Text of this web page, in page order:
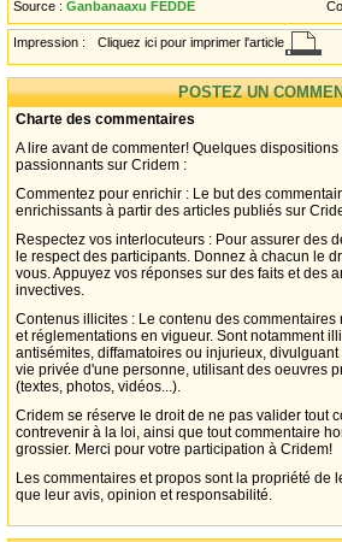
Source : Ganbanaaxu FEDDE
Impression : Cliquez ici pour imprimer l'article
POSTEZ UN
Charte des commentaires
A lire avant de commenter! Quelques
passionnants sur Cridem :
Commentez pour enrichir : Le but des
enrichissants à partir des articles publiés sur
Respectez vos interlocuteurs : Pour assurer des
le respect des participants. Donnez à chacun le
vous. Appuyez vos réponses sur des faits et des
invectives.
Contenus illicites : Le contenu des
et réglementations en vigueur. Sont notamment
antisémites, diffamatoires ou injurieux,
vie privée d'une personne, utilisant des oeuvres
(textes, photos, vidéos...).
Cridem se réserve le droit de ne pas valider tout
contrevenir à la loi, ainsi que tout commentaire
grossier. Merci pour votre participation à Cridem!
Les commentaires et propos sont la propriété de
que leur avis, opinion et responsabilité.